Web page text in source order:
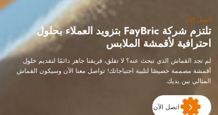
اتصل الآن
تلتزم شركة FayBric بتزويد العملاء بحلول
احترافية لأقمشة الملابس
لم تجد القماش الذي تبحث عنه؟ لا تقلق، فريقنا جاهز دائمًا لتقديم حلول
أقمشة مصممة خصيصًا لتلبية احتياجاتك! تواصل معنا الآن وسيكون القماش
المثالي بين يديك.
اتصل الآن